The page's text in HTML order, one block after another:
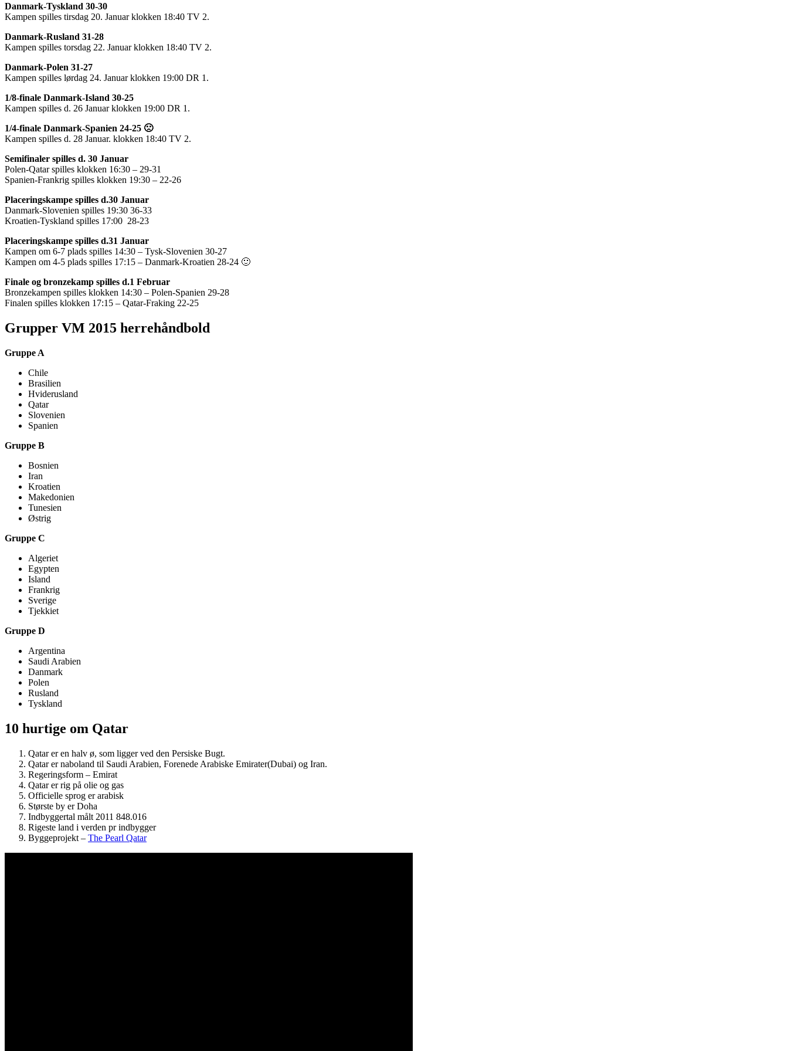
Danmark-Tyskland 30-30
Kampen spilles tirsdag 20. Januar klokken 18:40 TV 2.
Danmark-Rusland 31-28
Kampen spilles torsdag 22. Januar klokken 18:40 TV 2.
Danmark-Polen 31-27
Kampen spilles lørdag 24. Januar klokken 19:00 DR 1.
1/8-finale Danmark-Island 30-25
Kampen spilles d. 26 Januar klokken 19:00 DR 1.
1/4-finale Danmark-Spanien 24-25 🙁
Kampen spilles d. 28 Januar. klokken 18:40 TV 2.
Semifinaler spilles d. 30 Januar
Polen-Qatar spilles klokken 16:30 – 29-31
Spanien-Frankrig spilles klokken 19:30 – 22-26
Placeringskampe spilles d.30 Januar
Danmark-Slovenien spilles 19:30 36-33
Kroatien-Tyskland spilles 17:00 28-23
Placeringskampe spilles d.31 Januar
Kampen om 6-7 plads spilles 14:30 – Tysk-Slovenien 30-27
Kampen om 4-5 plads spilles 17:15 – Danmark-Kroatien 28-24 🙂
Finale og bronzekamp spilles d.1 Februar
Bronzekampen spilles klokken 14:30 – Polen-Spanien 29-28
Finalen spilles klokken 17:15 – Qatar-Fraking 22-25
Grupper VM 2015 herrehåndbold
Gruppe A
Chile
Brasilien
Hviderusland
Qatar
Slovenien
Spanien
Gruppe B
Bosnien
Iran
Kroatien
Makedonien
Tunesien
Østrig
Gruppe C
Algeriet
Egypten
Island
Frankrig
Sverige
Tjekkiet
Gruppe D
Argentina
Saudi Arabien
Danmark
Polen
Rusland
Tyskland
10 hurtige om Qatar
Qatar er en halv ø, som ligger ved den Persiske Bugt.
Qatar er naboland til Saudi Arabien, Forenede Arabiske Emirater(Dubai) og Iran.
Regeringsform – Emirat
Qatar er rig på olie og gas
Officielle sprog er arabisk
Største by er Doha
Indbyggertal målt 2011 848.016
Rigeste land i verden pr indbygger
Byggeprojekt – The Pearl Qatar